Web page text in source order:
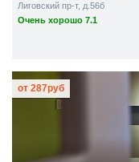
Лиговский пр-т, д.56б
Очень хорошо 7.1
от 287руб